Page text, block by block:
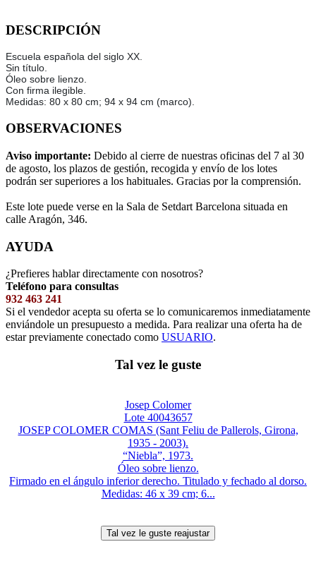
DESCRIPCIÓN
Escuela española del siglo XX.
Sin título.
Óleo sobre lienzo.
Con firma ilegible.
Medidas: 80 x 80 cm; 94 x 94 cm (marco).
OBSERVACIONES
Aviso importante: Debido al cierre de nuestras oficinas del 7 al 30
de agosto, los plazos de gestión, recogida y envío de los lotes
podrán ser superiores a los habituales. Gracias por la comprensión.
Este lote puede verse en la Sala de Setdart Barcelona situada en
calle Aragón, 346.
AYUDA
¿Prefieres hablar directamente con nosotros?
Teléfono para consultas
932 463 241
Si el vendedor acepta su oferta se lo comunicaremos inmediatamente
enviándole un presupuesto a medida. Para realizar una oferta ha de
estar previamente conectado como USUARIO.
Tal vez le guste
Josep Colomer
Lote 40043657
JOSEP COLOMER COMAS (Sant Feliu de Pallerols, Girona,
1935 - 2003).
“Niebla”, 1973.
Óleo sobre lienzo.
Firmado en el ángulo inferior derecho. Titulado y fechado al dorso.
Medidas: 46 x 39 cm; 6...